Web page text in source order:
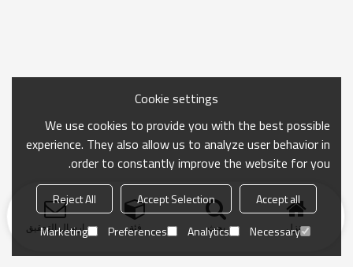
منزل بحث فئة ارسال التحقيق
Cookie settings
We use cookies to provide you with the best possible
experience. They also allow us to analyze user behavior in
order to constantly improve the website for you.
Accept all
Accept Selection
Reject All
Necessary
Analytics
Preferences
Marketing